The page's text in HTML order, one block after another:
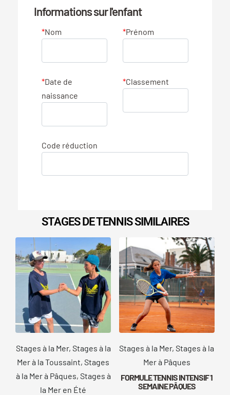
Informations sur l'enfant
*Nom *Prénom
*Date de
naissance
*Classement
Code réduction
STAGES DE TENNIS SIMILAIRES
Stages à la Mer, Stages à la
Mer à la Toussaint, Stages
à la Mer à Pâques, Stages à
la Mer en Été
Stages à la Mer, Stages à la
Mer à Pâques
FORMULE TENNIS INTENSIF 1
SEMAINE PÂQUES